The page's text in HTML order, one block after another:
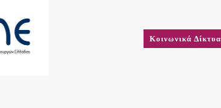
Κοινωνικά Δίκτυα